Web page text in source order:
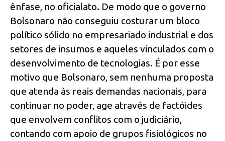
ênfase, no oficialato. De modo que o governo
Bolsonaro não conseguiu costurar um bloco
político sólido no empresariado industrial e dos
setores de insumos e aqueles vinculados com o
desenvolvimento de tecnologias. É por esse
motivo que Bolsonaro, sem nenhuma proposta
que atenda às reais demandas nacionais, para
continuar no poder, age através de factóides
que envolvem conflitos com o judiciário,
contando com apoio de grupos fisiológicos no